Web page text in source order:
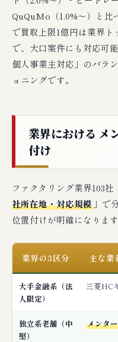
QuQuMo（1.0%〜）と比
で買取上限1億円は業界ト
で、大口案件にも対応可
個人事業主対応」のバラ
ョニングです。
業界における メ
付け
ファクタリング業界103
社所在地・対応規模 」で
位置付けが明確になります
業界の3区分 主な業
大手金融系（法
人限定）
三菱HC
独立系老舗（中
堅）
メンタ